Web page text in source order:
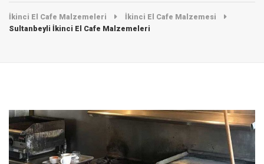
İkinci El Cafe Malzemeleri
İkinci El Cafe Malzemesi
Sultanbeyli İkinci El Cafe Malzemeleri